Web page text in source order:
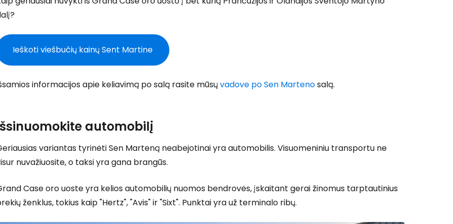
Ieškoti viešbučių kainų Sent Martine
informacijos apie keliavimą po salą rasite mūsųvadove po Sen Martenosalą.
automobilį
variantas tyrinėti Sen Marteną neabejotinai yra automobilis. Visuomeniniu transportu ne
nuvažiuosite, o taksi yra gana brangūs.
Case oro uoste yra kelios automobilių nuomos bendrovės, įskaitant gerai žinomus tarptautinius
ženklus, tokius kaip "Hertz", "Avis" ir "Sixt". Punktai yra už terminalo ribų.